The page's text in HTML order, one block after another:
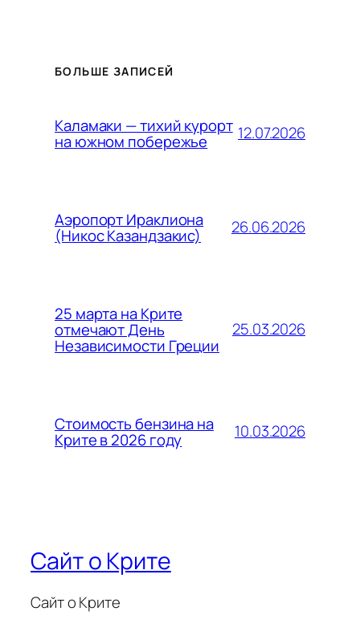
БОЛЬШЕ ЗАПИСЕЙ
Каламаки — тихий курорт
на южном побережье 12.07.2026
Аэропорт Ираклиона
(Никос Казандзакис) 26.06.2026
25 марта на Крите
отмечают День
Независимости Греции
25.03.2026
Стоимость бензина на
Крите в 2026 году 10.03.2026
Сайт о Крите
Сайт о Крите